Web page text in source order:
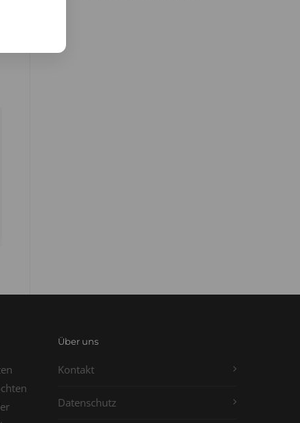
Über uns
Kontakt
Datenschutz